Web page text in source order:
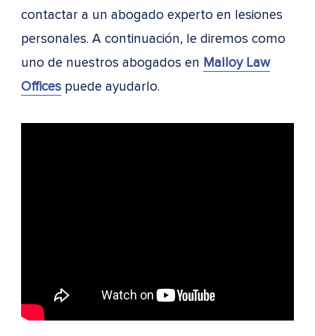
contactar a un abogado experto en lesiones
personales. A continuación, le diremos como
uno de nuestros abogados en Malloy Law
Offices puede ayudarlo.